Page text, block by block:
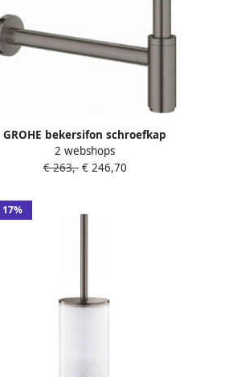
GROHE bekersifon schroefkap
tbv reiniging 1.1 4"hard graphite
geborsteld 28912AL0
2 webshops
€ 263,-€ 246,70
17%